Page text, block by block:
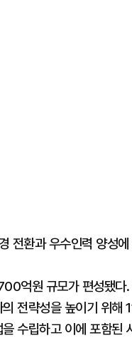
전환과 우수인력 양
억원 규모가 편성됐다
전략성을 높이기 위
수립하고 이에 포함된